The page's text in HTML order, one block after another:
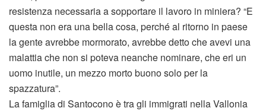
resistenza necessaria a sopportare il lavoro in miniera? “E
questa non era una bella cosa, perché al ritorno in paese
la gente avrebbe mormorato, avrebbe detto che avevi una
malattia che non si poteva neanche nominare, che eri un
uomo inutile, un mezzo morto buono solo per la
spazzatura”.
La famiglia di Santocono è tra gli immigrati nella Vallonia